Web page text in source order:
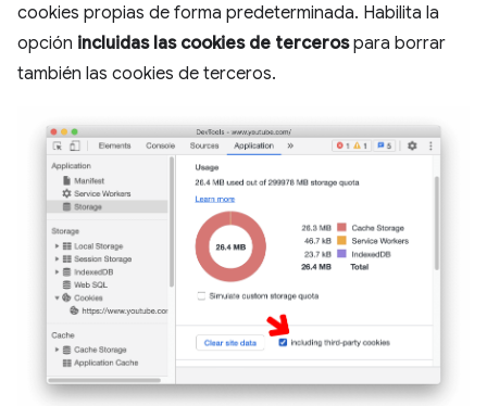
cookies propias de forma predeterminada. Habilita la
opción incluidas las cookies de tercerospara borrar
también las cookies de terceros.